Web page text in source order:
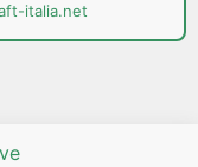
italia.net